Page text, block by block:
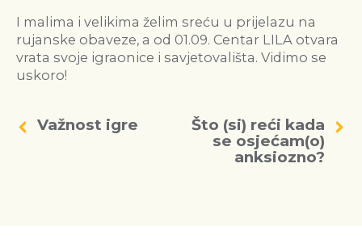
I malima i velikima želim sreću u prijelazu na
rujanske obaveze, a od 01.09. Centar LILA otvara
vrata svoje igraonice i savjetovališta. Vidimo se
uskoro!
Važnost igre
Što (si) reći kada
se osjećam(o)
anksiozno?